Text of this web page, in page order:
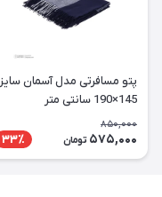
پتو مسافرتی مدل آسمان سایز
145×190 سانتی متر
850,000
575,000 تومان 33٪